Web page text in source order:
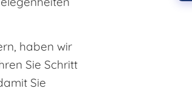
haben wir
Sie Schritt
Sie